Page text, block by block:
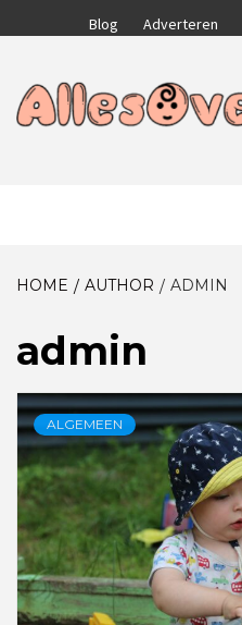
to
Blog Adverteren
HOME AUTHOR ADMIN
admin
ALGEMEEN